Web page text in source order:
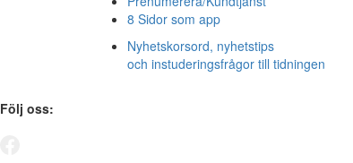
8 Sidor som app
Nyhetskorsord, nyhetstips
och instuderingsfrågor till tidningen
Följ oss: